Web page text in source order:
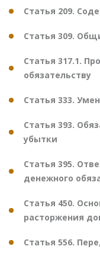
Статья 209.
Статья 309.
Статья 317.1.
обязательству
Статья 333.
Статья 393.
убытки
Статья 395.
денежного
Статья 450.
расторжения
Статья 556.